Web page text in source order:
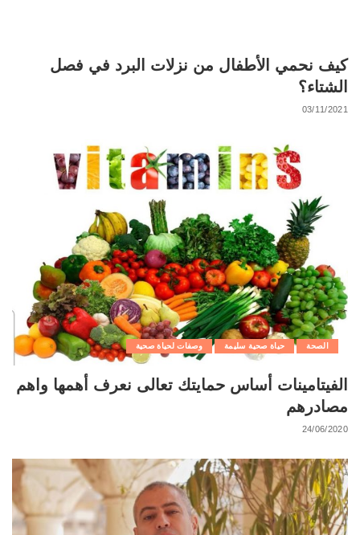
كيف نحمي الأطفال من نزلات البرد في فصل
الشتاء؟
03/11/2021
الصحة حياة صحية سليمة وصفات لحياة صحية
الفيتامينات أساس حمايتك تعالى نعرف أهمها واهم
مصادرهم
24/06/2020